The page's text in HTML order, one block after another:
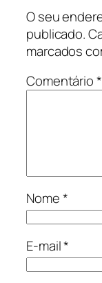
O seu
publicado.
marcados
Comentário*
Nome*
E-mail*